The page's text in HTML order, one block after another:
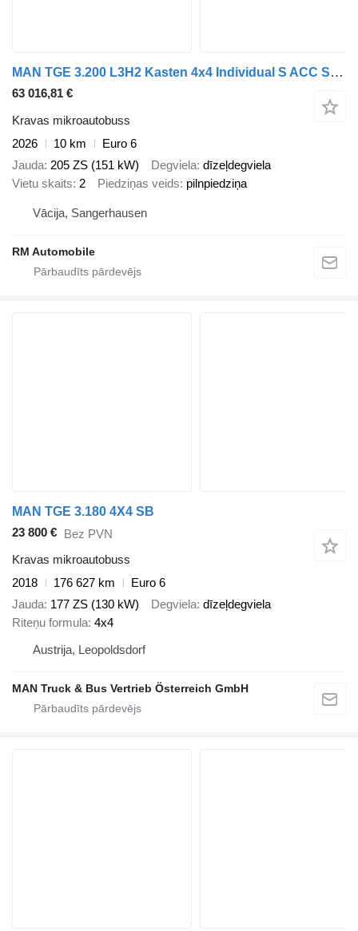
MAN TGE 3.200 L3H2 Kasten 4x4 Individual S ACC STHZ
63 016,81 €
Kravas mikroautobuss
2026
10 km
Euro 6
Jauda 205 ZS (151 kW) Degviela dīzeļdegviela
Vietu skaits 2 Piedziņas veids pilnpiedziņa
Vācija, Sangerhausen
RM Automobile
MAN TGE 3.180 4X4 SB
23 800 € Bez PVN
Kravas mikroautobuss
2018
176 627 km
Euro 6
Jauda 177 ZS (130 kW) Degviela dīzeļdegviela
Riteņu formula 4x4
Austrija, Leopoldsdorf
MAN Truck & Bus Vertrieb Österreich GmbH